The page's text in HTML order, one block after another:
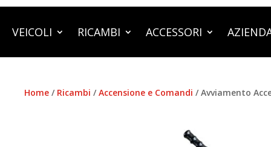
VEICOLI RICAMBI ACCESSORI
Home / Ricambi /Accensione e Comandi / Avviamento